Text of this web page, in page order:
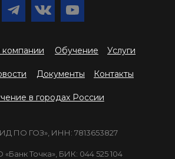
ПО ГОЗ», ИНН: 7813653827
Точка», БИК: 044 525 104
Услуги
Обучение
в городах России
Документы Контакты